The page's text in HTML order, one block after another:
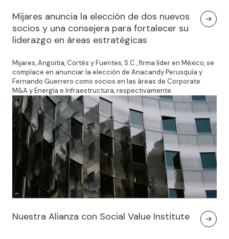
Mijares anuncia la elección de dos nuevos
socios y una consejera para fortalecer su
liderazgo en áreas estratégicas
Mijares, Angoitia, Cortés y Fuentes, S.C., firma líder en México, se
complace en anunciar la elección de Anacandy Perusquía y
Fernando Guerrero como socios en las áreas de Corporate
M&A y Energía e Infraestructura, respectivamente.
Nuestra Alianza con Social Value Institute